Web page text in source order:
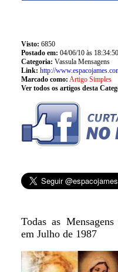
Visto: 6850
Postado em: 04/06/10 às
Categoria: Vassula Mensagens
Link: http://
Marcado como: Artigo Simples
Ver todos os artigos desta
Todas as
em Julho de 1987